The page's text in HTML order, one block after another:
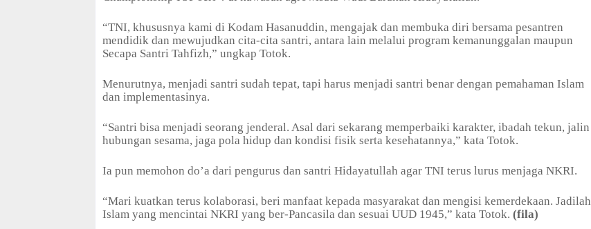
“TNI, khususnya kami di Kodam Hasanuddin, mengajak dan membuka diri bersama pesantren
mendidik dan mewujudkan cita-cita santri, antara lain melalui program kemanunggalan maupun
Secapa Santri Tahfizh,” ungkap Totok.
Menurutnya, menjadi santri sudah tepat, tapi harus menjadi santri benar dengan pemahaman Islam
dan implementasinya.
“Santri bisa menjadi seorang jenderal. Asal dari sekarang memperbaiki karakter, ibadah tekun, jalin
hubungan sesama, jaga pola hidup dan kondisi fisik serta kesehatannya,” kata Totok.
Ia pun memohon do’a dari pengurus dan santri Hidayatullah agar TNI terus lurus menjaga NKRI.
“Mari kuatkan terus kolaborasi, beri manfaat kepada masyarakat dan mengisi kemerdekaan. Jadilah
Islam yang mencintai NKRI yang ber-Pancasila dan sesuai UUD 1945,” kata Totok. (fila)